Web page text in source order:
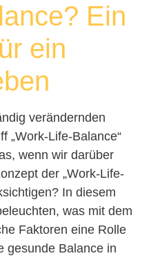
Ein
ein
verändernden
„Work-Life-Balance“
wenn wir darüber
der „Work-Life-
In diesem
was mit dem
Faktoren eine Rolle
gesunde Balance in